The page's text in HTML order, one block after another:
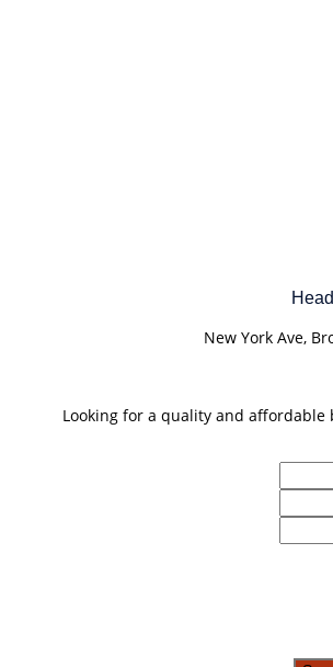
Looking for a quality and